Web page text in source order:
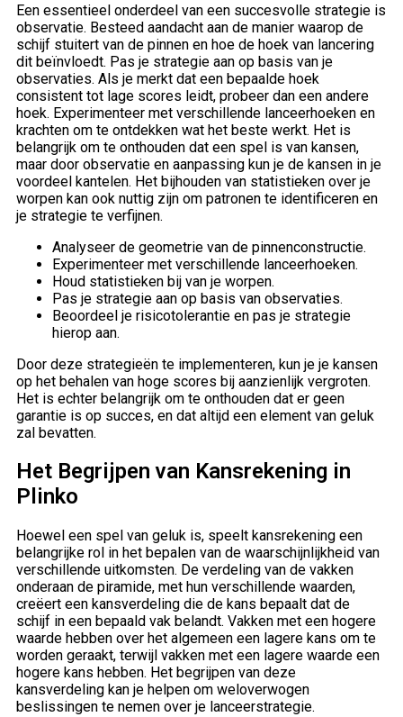
Een essentieel onderdeel van een succesvolle strategie is
observatie. Besteed aandacht aan de manier waarop de
schijf stuitert van de pinnen en hoe de hoek van lancering
dit beïnvloedt. Pas je strategie aan op basis van je
observaties. Als je merkt dat een bepaalde hoek
consistent tot lage scores leidt, probeer dan een andere
hoek. Experimenteer met verschillende lanceerhoeken en
krachten om te ontdekken wat het beste werkt. Het is
belangrijk om te onthouden dat een spel is van kansen,
maar door observatie en aanpassing kun je de kansen in je
voordeel kantelen. Het bijhouden van statistieken over je
worpen kan ook nuttig zijn om patronen te identificeren en
je strategie te verfijnen.
Analyseer de geometrie van de pinnenconstructie.
Experimenteer met verschillende lanceerhoeken.
Houd statistieken bij van je worpen.
Pas je strategie aan op basis van observaties.
Beoordeel je risicotolerantie en pas je strategie
hierop aan.
Door deze strategieën te implementeren, kun je je kansen
op het behalen van hoge scores bij aanzienlijk vergroten.
Het is echter belangrijk om te onthouden dat er geen
garantie is op succes, en dat altijd een element van geluk
zal bevatten.
Het Begrijpen van Kansrekening in
Plinko
Hoewel een spel van geluk is, speelt kansrekening een
belangrijke rol in het bepalen van de waarschijnlijkheid van
verschillende uitkomsten. De verdeling van de vakken
onderaan de piramide, met hun verschillende waarden,
creëert een kansverdeling die de kans bepaalt dat de
schijf in een bepaald vak belandt. Vakken met een hogere
waarde hebben over het algemeen een lagere kans om te
worden geraakt, terwijl vakken met een lagere waarde een
hogere kans hebben. Het begrijpen van deze
kansverdeling kan je helpen om weloverwogen
beslissingen te nemen over je lanceerstrategie.